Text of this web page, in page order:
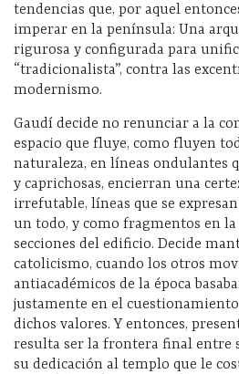
tendencias que, por aquel
imperar en la península: Una
rigurosa y configurada para
“tradicionalista”, contra las
modernismo.
Gaudí decide no renunciar a la
espacio que fluye, como fluyen
naturaleza, en líneas ondulantes
y caprichosas, encierran una
irrefutable, líneas que se
un todo, y como fragmentos en la
secciones del edificio. Decide
catolicismo, cuando los otros
antiacadémicos de la época
justamente en el
dichos valores. Y entonces,
resulta ser la frontera final entre
su dedicación al templo que le